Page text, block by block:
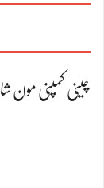
چینی کمپنی مون